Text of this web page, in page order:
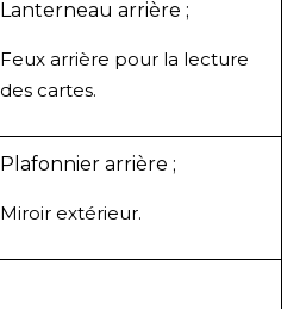
Lanterneau arrière ;
Feux arrière pour la lecture
des cartes.
Plafonnier arrière ;
Miroir extérieur.